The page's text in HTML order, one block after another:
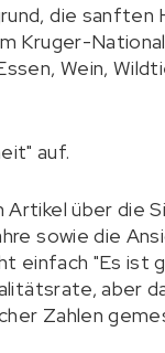
die sanften
Kruger-
Wein,
auf.
über die
sowie die
"Es ist
aber
Zahlen